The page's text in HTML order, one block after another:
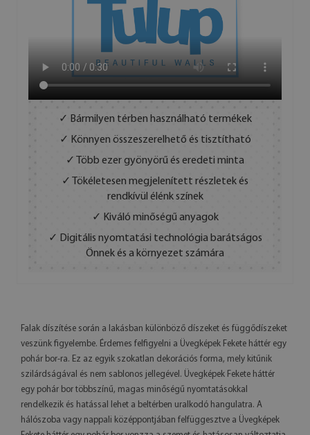
✓ Bármilyen térben használható termékek
✓ Könnyen összeszerelhető és tisztítható
✓ Több ezer gyönyörű és eredeti minta
✓ Tökéletesen megjelenített részletek és
rendkívül élénk színek
✓ Kiváló minőségű anyagok
✓ Digitális nyomtatási technológia barátságos
Önnek és a környezet számára
Falak díszítése során a lakásban különböző díszeket és függődíszeket
veszünk figyelembe. Érdemes felfigyelni a Üvegképek Fekete háttér egy
pohár bor-ra. Ez az egyik szokatlan dekorációs forma, mely kitűnik
szilárdságával és nem sablonos jellegével. Üvegképek Fekete háttér
egy pohár bor többszínű, magas minőségű nyomtatásokkal
rendelkezik és hatással lehet a beltérben uralkodó hangulatra. A
hálószoba vagy nappali középpontjában felfüggesztve a Üvegképek